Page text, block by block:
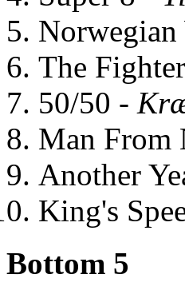
The
50/50 -
Man From
Another
King's
Bottom 5